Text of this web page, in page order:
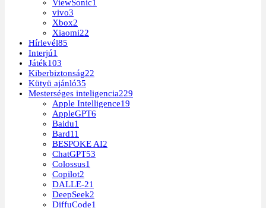
ViewSonic1
vivo3
Xbox2
Xiaomi22
Hírlevél85
Interjú1
Játék103
Kiberbiztonság22
Kütyü ajánló35
Mesterséges inteligencia229
Apple Intelligence19
AppleGPT6
Baidu1
Bard11
BESPOKE AI2
ChatGPT53
Colossus1
Copilot2
DALLE-21
DeepSeek2
DiffuCode1